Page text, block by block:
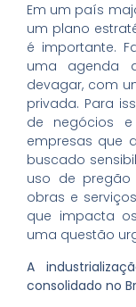
Em um país
um plano
é importante.
uma agenda
devagar, com
privada. Para
de negócios
empresas que
buscado
uso de
obras e
que impacta
uma questão
A
consolidado no